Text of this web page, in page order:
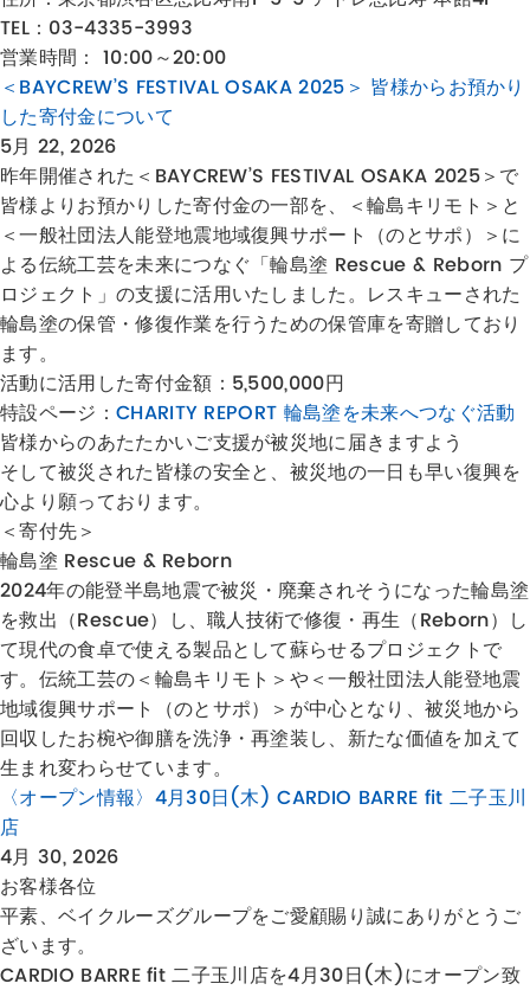
TEL：03-4335-3993
営業時間： 10:00～20:00
＜BAYCREW’S FESTIVAL OSAKA 2025＞ 皆様からお預かり
した寄付金について
5月 22, 2026
昨年開催された＜BAYCREW’S FESTIVAL OSAKA 2025＞で
皆様よりお預かりした寄付金の一部を、＜輪島キリモト＞と
＜一般社団法人能登地震地域復興サポート（のとサポ）＞に
よる伝統工芸を未来につなぐ「輪島塗 Rescue & Reborn プ
ロジェクト」の支援に活用いたしました。レスキューされた
輪島塗の保管・修復作業を行うための保管庫を寄贈しており
ます。
活動に活用した寄付金額：5,500,000円
特設ページ： CHARITY REPORT 輪島塗を未来へつなぐ活動
皆様からのあたたかいご支援が被災地に届きますよう
そして被災された皆様の安全と、被災地の一日も早い復興を
心より願っております。
＜寄付先＞
輪島塗 Rescue & Reborn
2024年の能登半島地震で被災・廃棄されそうになった輪島塗
を救出（Rescue）し、職人技術で修復・再生（Reborn）し
て現代の食卓で使える製品として蘇らせるプロジェクトで
す。伝統工芸の＜輪島キリモト＞や＜一般社団法人能登地震
地域復興サポート（のとサポ）＞が中心となり、被災地から
回収したお椀や御膳を洗浄・再塗装し、新たな価値を加えて
生まれ変わらせています。
〈オープン情報〉4月30日(木) CARDIO BARRE fit 二子玉川
店
4月 30, 2026
お客様各位
平素、ベイクルーズグループをご愛顧賜り誠にありがとうご
ざいます。
CARDIO BARRE fit 二子玉川店を4月30日(木)にオープン致